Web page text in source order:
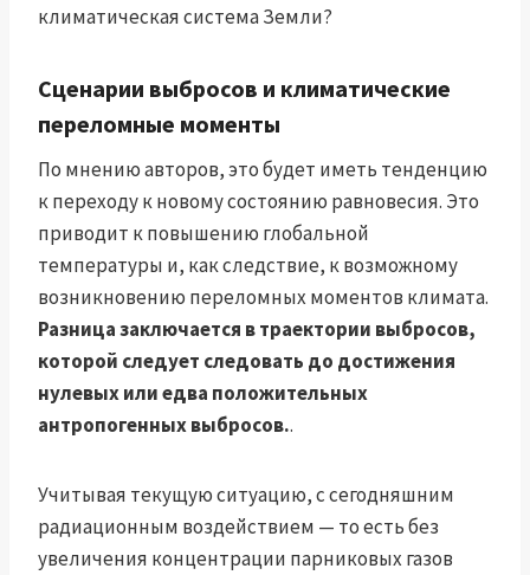
климатическая система Земли?
Сценарии выбросов и климатические
переломные моменты
По мнению авторов, это будет иметь тенденцию
к переходу к новому состоянию равновесия. Это
приводит к повышению глобальной
температуры и, как следствие, к возможному
возникновению переломных моментов климата.
Разница заключается в траектории выбросов,
которой следует следовать до достижения
нулевых или едва положительных
антропогенных выбросов..
Учитывая текущую ситуацию, с сегодняшним
радиационным воздействием — то есть без
увеличения концентрации парниковых газов